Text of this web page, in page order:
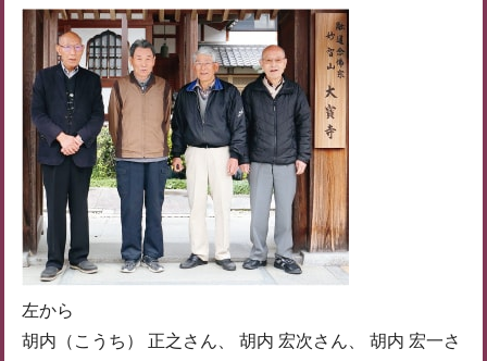
左から
胡内（こうち） 正之さん、 胡内 宏次さん、 胡内 宏一さ